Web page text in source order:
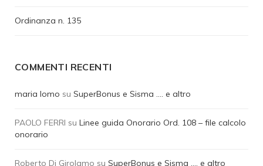
Ordinanza n. 135
COMMENTI RECENTI
maria lomo su SuperBonus e Sisma …. e altro
PAOLO FERRI su Linee guida Onorario Ord. 108 – file calcolo
onorario
Roberto Di Girolamo su SuperBonus e Sisma …. e altro